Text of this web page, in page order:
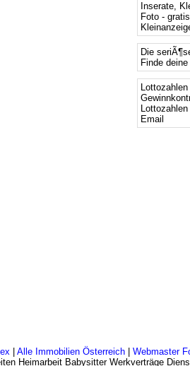
Inserate,
Foto -
Die
Finde
Email
| Alle Immobilien Österreich| Webmaster
Heimarbeit Babysitter Werkverträge